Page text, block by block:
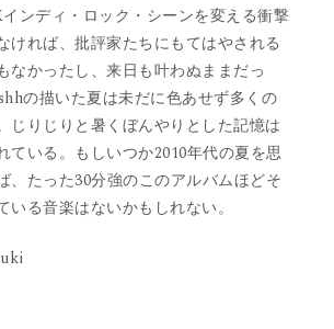
ンディ・ロック・シーンを変える衝撃
ければ、批評家たちにもてはやされる
なかったし、来日も叶わぬままだっ
の描いた夏は未だに色あせず多くの
じりじりと暑くぼんやりとした記憶は
ている。もしいつか2010年代の夏を思
、たった30分強のこのアルバムほどそ
いる音楽はないかもしれない。